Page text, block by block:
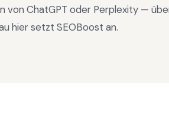
von ChatGPT oder Perplexity —
hier setzt SEOBoost an.